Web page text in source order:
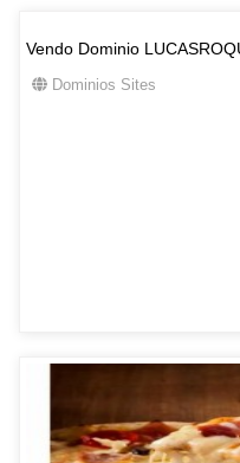
Vendo Dominio
Dominios Sites